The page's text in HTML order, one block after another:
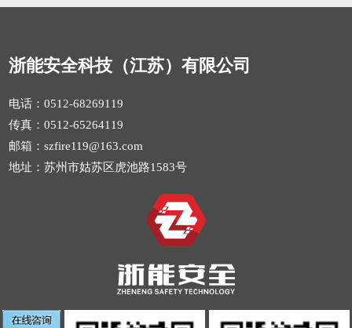
浙能安全科技（江苏）有限公司
电话：0512-68269119
传真：0512-65264119
邮箱：szfire119@163.com
地址：苏州市姑苏区虎池路1583号